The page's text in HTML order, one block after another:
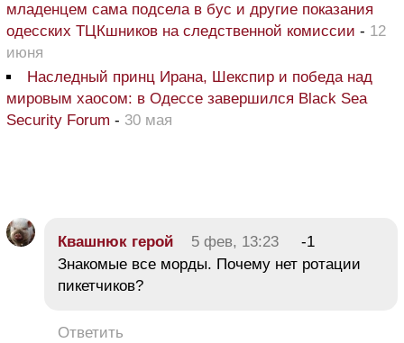
младенцем сама подсела в бус и другие показания
одесских ТЦКшников на следственной комиссии - 12
июня
Наследный принц Ирана, Шекспир и победа над
мировым хаосом: в Одессе завершился Black Sea
Security Forum - 30 мая
Квашнюк герой 5 фев, 13:23
-1
Знакомые все морды. Почему нет ротации
пикетчиков?
Ответить